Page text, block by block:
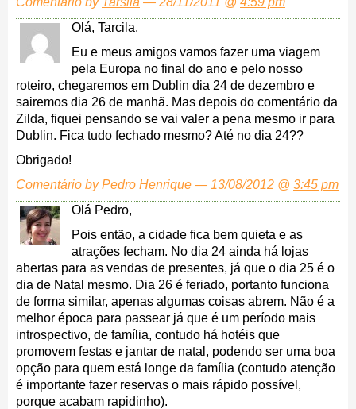
Olá, Tarcila.
Eu e meus amigos vamos fazer uma viagem
pela Europa no final do ano e pelo nosso
roteiro, chegaremos em Dublin dia 24 de dezembro e
sairemos dia 26 de manhã. Mas depois do comentário da
Zilda, fiquei pensando se vai valer a pena mesmo ir para
Dublin. Fica tudo fechado mesmo? Até no dia 24??
Obrigado!
Comentário by Pedro Henrique — 13/08/2012 @ 3:45 pm
Olá Pedro,
Pois então, a cidade fica bem quieta e as
atrações fecham. No dia 24 ainda há lojas
abertas para as vendas de presentes, já que o dia 25 é o
dia de Natal mesmo. Dia 26 é feriado, portanto funciona
de forma similar, apenas algumas coisas abrem. Não é a
melhor época para passear já que é um período mais
introspectivo, de família, contudo há hotéis que
promovem festas e jantar de natal, podendo ser uma boa
opção para quem está longe da família (contudo atenção
é importante fazer reservas o mais rápido possível,
porque acabam rapidinho).